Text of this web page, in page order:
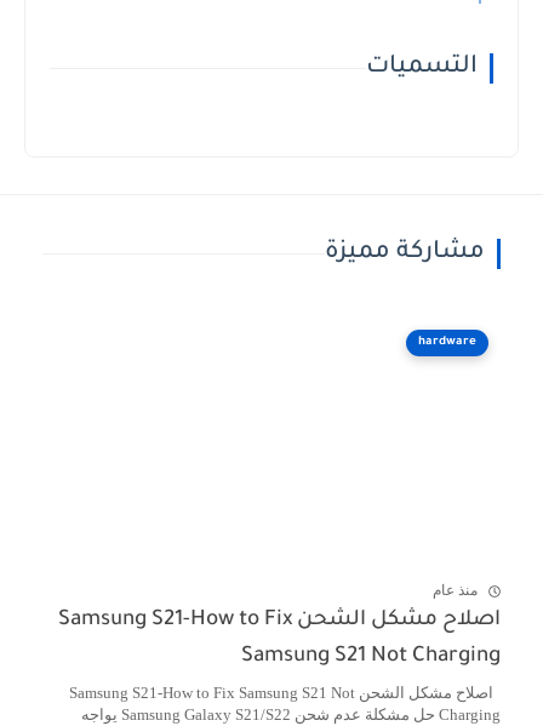
التسميات
مشاركة مميزة
hardware
منذ عام
اصلاح مشكل الشحن Samsung S21-How to Fix
Samsung S21 Not Charging
اصلاح مشكل الشحن Samsung S21-How to Fix Samsung S21 Not
Charging حل مشكلة عدم شحن Samsung Galaxy S21/S22 يواجه